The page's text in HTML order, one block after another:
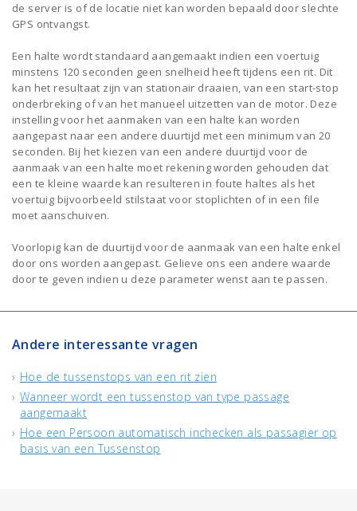
de server is of de locatie niet kan worden bepaald door slechte
GPS ontvangst.
Een halte wordt standaard aangemaakt indien een voertuig
minstens 120 seconden geen snelheid heeft tijdens een rit. Dit
kan het resultaat zijn van stationair draaien, van een start-stop
onderbreking of van het manueel uitzetten van de motor. Deze
instelling voor het aanmaken van een halte kan worden
aangepast naar een andere duurtijd met een minimum van 20
seconden. Bij het kiezen van een andere duurtijd voor de
aanmaak van een halte moet rekening worden gehouden dat
een te kleine waarde kan resulteren in foute haltes als het
voertuig bijvoorbeeld stilstaat voor stoplichten of in een file
moet aanschuiven.
Voorlopig kan de duurtijd voor de aanmaak van een halte enkel
door ons worden aangepast. Gelieve ons een andere waarde
door te geven indien u deze parameter wenst aan te passen.
Andere interessante vragen
Hoe de tussenstops van een rit zien
Wanneer wordt een tussenstop van type passage
aangemaakt
Hoe een Persoon automatisch inchecken als passagier op
basis van een Tussenstop